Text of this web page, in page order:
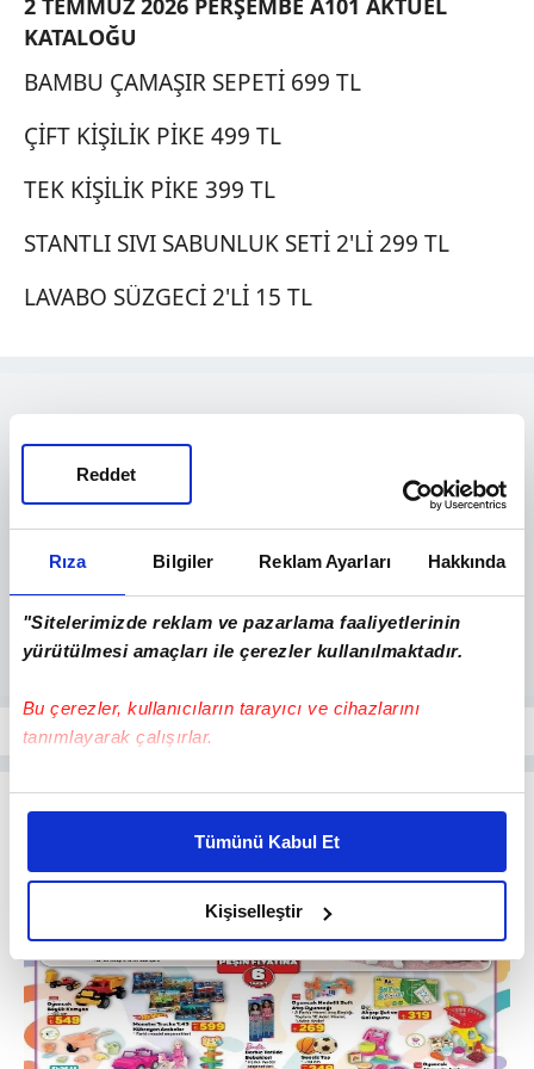
Rıza Bilgiler Reklam Ayarları Hakkında
"Sitelerimizde reklam ve pazarlama faaliyetlerinin
yürütülmesi amaçları ile çerezler kullanılmaktadır.
Bu çerezler, kullanıcıların tarayıcı ve cihazlarını
tanımlayarak çalışırlar.
Bu çerezlere izin vermeniz halinde sizlere özel
daha iyi reklam deneyimi yaşatabiliriz. Bunu yaparken
amacımızın size daha iyi bir reklam deneyimi sunmak
olduğunu ve sizlere en iyi içerikleri sunabilmek adına
elimizden gelen çabayı gösterdiğimizi ve bu noktada,
reklamların maliyetlerimizi karşılamak noktasında tek gelir
kalemimiz olduğunu sizlere hatırlatmak isteriz.
Her halükârda, kullanıcılar, bu çerezlere izin vermedikleri
Tümünü Kabul Et
Kişiselleştir
Reddet
2 TEMMUZ 2026 PERŞEMBE A101 AKTÜEL
KATALOĞU
BAMBU ÇAMAŞIR SEPETİ 699 TL
ÇİFT KİŞİLİK PİKE 499 TL
TEK KİŞİLİK PİKE 399 TL
STANTLI SIVI SABUNLUK SETİ 2'Lİ 299 TL
LAVABO SÜZGECİ 2'Lİ 15 TL